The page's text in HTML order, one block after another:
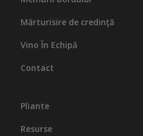
Mărturisire de credinţă
Vino În Echipă
Contact
Pliante
Resurse